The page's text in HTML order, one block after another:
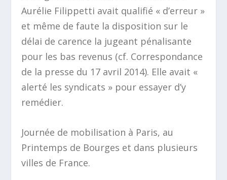
Aurélie Filippetti avait qualifié « d’erreur »
et même de faute la disposition sur le
délai de carence la jugeant pénalisante
pour les bas revenus (cf. Correspondance
de la presse du 17 avril 2014). Elle avait «
alerté les syndicats » pour essayer d’y
remédier.
Journée de mobilisation à Paris, au
Printemps de Bourges et dans plusieurs
villes de France.